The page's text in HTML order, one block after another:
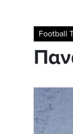
Football